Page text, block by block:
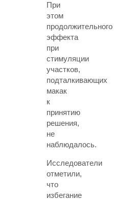
При
этом
продолжительного
эффекта
при
стимуляции
участков,
подталкивающих
макак
к
принятию
решения,
не
наблюдалось.
Исследователи
отметили,
что
избегание